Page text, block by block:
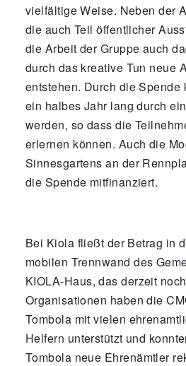
vielfältige Weise. Neben der
die auch Teil öffentlicher
die Arbeit der Gruppe auch
durch das kreative Tun neue
entstehen. Durch die Spende
ein halbes Jahr lang durch
werden, so dass die
erlernen können. Auch die
Sinnesgartens an der
die Spende mitfinanziert.
Bei Kiola fließt der Betrag in
mobilen Trennwand des
KIOLA-Haus, das derzeit
Organisationen haben die
Tombola mit vielen
Helfern unterstützt und
Tombola neue Ehrenämtler